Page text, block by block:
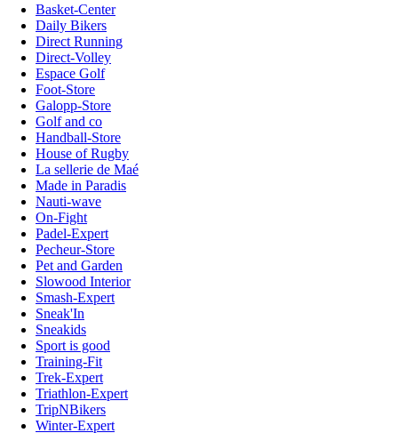
Basket-Center
Daily Bikers
Direct Running
Direct-Volley
Espace Golf
Foot-Store
Galopp-Store
Golf and co
Handball-Store
House of Rugby
La sellerie de Maé
Made in Paradis
Nauti-wave
On-Fight
Padel-Expert
Pecheur-Store
Pet and Garden
Slowood Interior
Smash-Expert
Sneak'In
Sneakids
Sport is good
Training-Fit
Trek-Expert
Triathlon-Expert
TripNBikers
Winter-Expert